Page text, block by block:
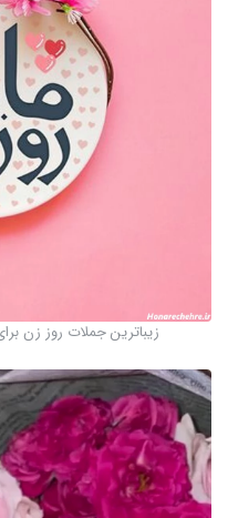
زیباترین جملات روز زن